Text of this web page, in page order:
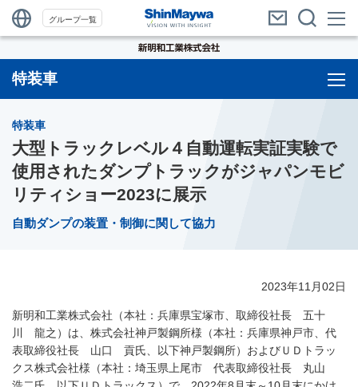
グループ一覧
特装車
特装車
大型トラックレベル４自動運転実証実験で
使用されたダンプトラックがジャパンモビ
リティショー2023に展示
自動ダンプの装置・制御に関して協力
2023年11月02日
新明和工業株式会社（本社：兵庫県宝塚市、取締役社長 五十
川 龍之）は、株式会社神戸製鋼所様（本社：兵庫県神戸市、代
表取締役社長 山口 貢氏、以下神戸製鋼所）およびＵＤトラッ
クス株式会社様（本社：埼玉県上尾市 代表取締役社長 丸山